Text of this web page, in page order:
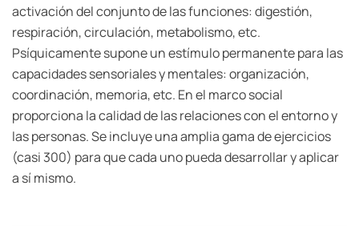
activación del conjunto de las funciones: digestión,
respiración, circulación, metabolismo, etc.
Psíquicamente supone un estímulo permanente para las
capacidades sensoriales y mentales: organización,
coordinación, memoria, etc. En el marco social
proporciona la calidad de las relaciones con el entorno y
las personas. Se incluye una amplia gama de ejercicios
(casi 300) para que cada uno pueda desarrollar y aplicar
a sí mismo.